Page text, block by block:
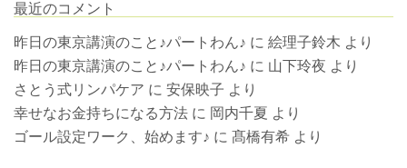
最近のコメント
昨日の東京講演のこと♪パートわん♪ に 絵理子鈴木 より
昨日の東京講演のこと♪パートわん♪ に 山下玲夜 より
さとう式リンパケア に 安保映子 より
幸せなお金持ちになる方法 に 岡内千夏 より
ゴール設定ワーク、始めます♪ に 髙橋有希 より